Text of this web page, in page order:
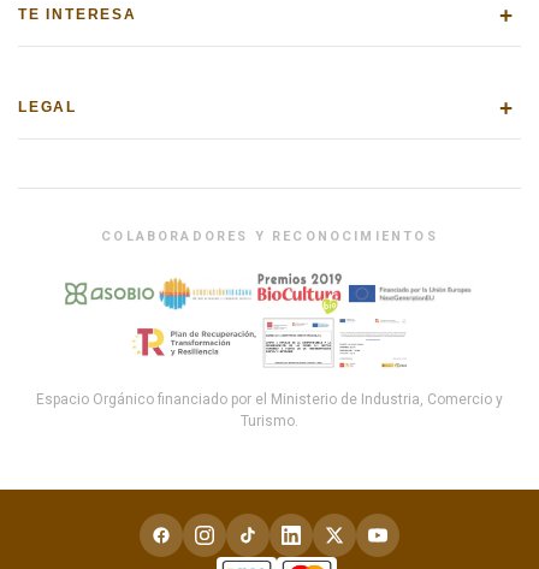
TE INTERESA +
LEGAL +
COLABORADORES Y RECONOCIMIENTOS
Espacio Orgánico financiado por el Ministerio de Industria, Comercio y
Turismo.